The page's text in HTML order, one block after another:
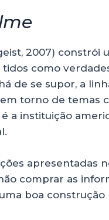
2007) constrói
como
de se supor, a
torno de temas
a instituição
comprar as
boa construção